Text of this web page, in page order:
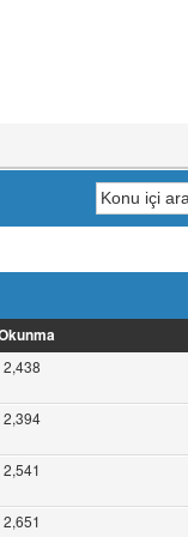
2,438
2,394
2,541
2,651